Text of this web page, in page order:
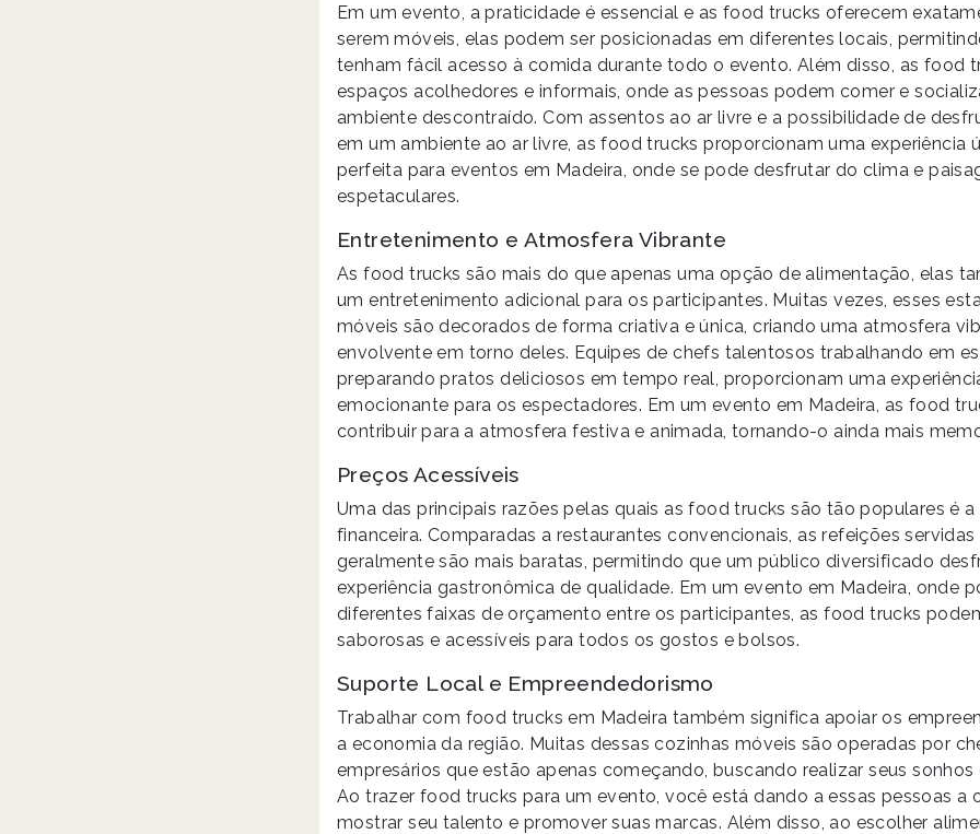
Em um evento, a praticidade é essencial e as food trucks oferecem
serem móveis, elas podem ser posicionadas em diferentes locais,
tenham fácil acesso à comida durante todo o evento. Além disso, as food
espaços acolhedores e informais, onde as pessoas podem comer e
ambiente descontraído. Com assentos ao ar livre e a possibilidade de
em um ambiente ao ar livre, as food trucks proporcionam uma experiência
perfeita para eventos em Madeira, onde se pode desfrutar do clima e
espetaculares.
Entretenimento e Atmosfera Vibrante
As food trucks são mais do que apenas uma opção de alimentação, elas
um entretenimento adicional para os participantes. Muitas vezes, esses
móveis são decorados de forma criativa e única, criando uma atmosfera
envolvente em torno deles. Equipes de chefs talentosos trabalhando em
preparando pratos deliciosos em tempo real, proporcionam uma
emocionante para os espectadores. Em um evento em Madeira, as food
contribuir para a atmosfera festiva e animada, tornando-o ainda mais
Preços Acessíveis
Uma das principais razões pelas quais as food trucks são tão populares é
financeira. Comparadas a restaurantes convencionais, as refeições
geralmente são mais baratas, permitindo que um público diversificado
experiência gastronômica de qualidade. Em um evento em Madeira, onde
diferentes faixas de orçamento entre os participantes, as food trucks
saborosas e acessíveis para todos os gostos e bolsos.
Suporte Local e Empreendedorismo
Trabalhar com food trucks em Madeira também significa apoiar os
a economia da região. Muitas dessas cozinhas móveis são operadas por
empresários que estão apenas começando, buscando realizar seus
Ao trazer food trucks para um evento, você está dando a essas pessoas a
mostrar seu talento e promover suas marcas. Além disso, ao escolher